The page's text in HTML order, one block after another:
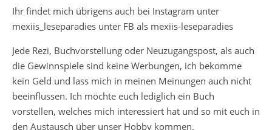
Ihr findet mich übrigens auch bei Instagram unter
mexiis_leseparadies unter FB als mexiis-leseparadies
Jede Rezi, Buchvorstellung oder Neuzugangspost, als auch
die Gewinnspiele sind keine Werbungen, ich bekomme
kein Geld und lass mich in meinen Meinungen auch nicht
beeinflussen. Ich möchte euch lediglich ein Buch
vorstellen, welches mich interessiert hat und so mit euch in
den Austausch über unser Hobby kommen.